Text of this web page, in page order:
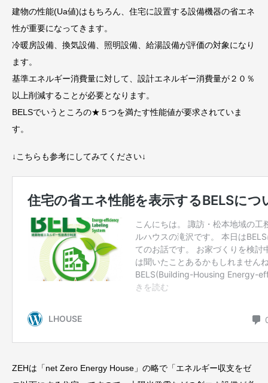
建物の性能(Ua値)はもちろん、住宅に設置する設備機器の省エネ
性が重要になってきます。
冷暖房設備、換気設備、照明設備、給湯設備が評価の対象になり
ます。
基準エネルギー消費量に対して、設計エネルギー消費量が２０％
以上削減することが必要となります。
BELSでいうところの★５つを満たす性能値が要求されていま
す。
↓こちらも参考にしてみてください↓
ZEHは「net Zero Energy House」の略で「エネルギー収支をゼ